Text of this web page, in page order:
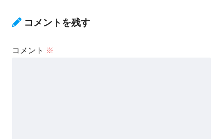
コメントを残す
コメント ※